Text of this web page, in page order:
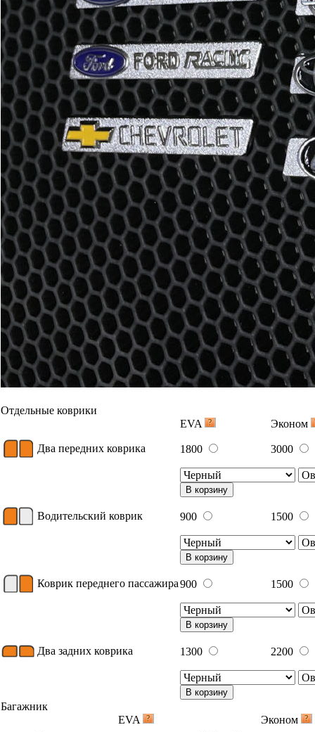
Отдельные коврики
EVA
Эконом
Два передних коврика 1800 3000
В корзину
Водительский коврик 900 1500
В корзину
Коврик переднего пассажира900 1500
В корзину
Два задних коврика 1300 2200
В корзину
Багажник
EVA
Эконом